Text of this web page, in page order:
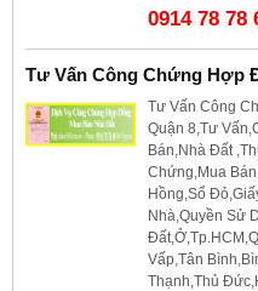
0914 78 78
Tư Vấn Công Chứng Hợp
Tư Vấn Công
Quận 8,Tư
Bán,Nhà Đất
Chứng,Mua
Hồng,Sổ
Nhà,Quyền Sử
Vấp,Tân
Thạnh,Thủ